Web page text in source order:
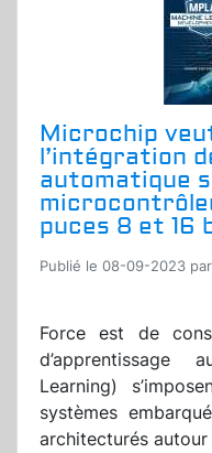
Microchip
l’intégration
automatique
puces 8 et 16
Publié le 08-09-2023
Force est de
d’apprentissage
Learning)
systèmes
architecturés